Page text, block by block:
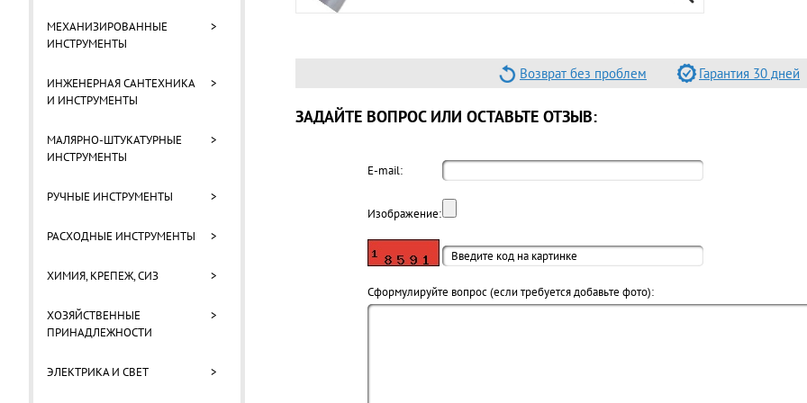
МЕХАНИЗИРОВАННЫЕ
ИНСТРУМЕНТЫ
>
ИНЖЕНЕРНАЯ САНТЕХНИКА
И ИНСТРУМЕНТЫ
>
МАЛЯРНО-ШТУКАТУРНЫЕ
ИНСТРУМЕНТЫ
>
РУЧНЫЕ ИНСТРУМЕНТЫ >
РАСХОДНЫЕ ИНСТРУМЕНТЫ >
ХИМИЯ, КРЕПЕЖ, СИЗ >
ХОЗЯЙСТВЕННЫЕ
ПРИНАДЛЕЖНОСТИ
>
ЭЛЕКТРИКА И СВЕТ >
Возврат без проблем Гарантия 30 дней
ЗАДАЙТЕ ВОПРОС ИЛИ ОСТАВЬТЕ ОТЗЫВ:
E-mail:
Изображение:
Cформулируйте вопрос (если требуется добавьте фото):